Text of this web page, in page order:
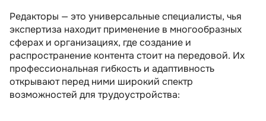
Редакторы — это универсальные специалисты, чья
экспертиза находит применение в многообразных
сферах и организациях, где создание и
распространение контента стоит на передовой. Их
профессиональная гибкость и адаптивность
открывают перед ними широкий спектр
возможностей для трудоустройства: